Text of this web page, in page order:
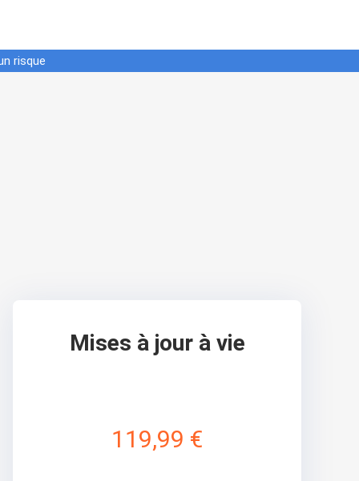
risque
Mises à jour à vie
119,99 €